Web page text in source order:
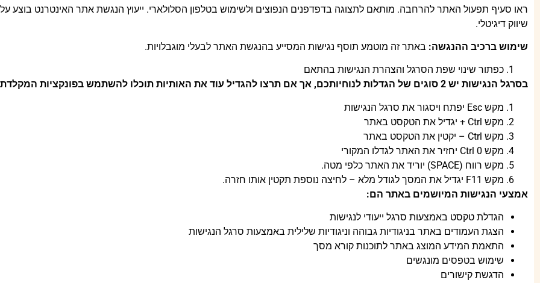
ראו סעיף תפעול האתר להרחבה. מותאם לתצוגה בדפדפנים הנפוצים ולשימוש בטלפון הסלולארי. ייעוץ הנגשת אתר האינטרנט בוצע על
שיווק דיגיטלי.
שימוש ברכיב ההנגשה: באתר זה מוטמע תוסף נגישות המסייע בהנגשת האתר לבעלי מוגבלויות.
כפתור שינוי שפת הסרגל והצהרת הנגישות בהתאם
בסרגל הנגישות יש 2 סוגים של הגדלות לנוחיותכם, אך אם תרצו להגדיל עוד את האותיות תוכלו להשתמש בפונקציות
מקש Esc יפתח ויסגור את סרגל הנגישות
מקש Ctrl + יגדיל את הטקסט באתר
מקש Ctrl – יקטין את הטקסט באתר
מקש Ctrl 0 יחזיר את האתר לגדלו המקורי
מקש רווח (SPACE) יוריד את האתר כלפי מטה.
מקש F11 יגדיל את המסך לגודל מלא – לחיצה נוספת תקטין אותו חזרה.
אמצעי הנגישות המיושמים באתר הם:
הגדלת טקסט באמצעות סרגל ייעודי לנגישות
הצגת העמודים באתר בניגודיות גבוהה וניגודיות שלילית באמצעות סרגל הנגישות
התאמת המידע המוצג באתר לתוכנות קורא מסך
שימוש בטפסים מונגשים
הדגשת קישורים